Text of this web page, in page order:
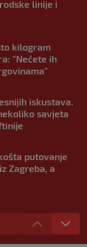
linije i
kilogram
"Nećete ih
iskustava.
savjeta
putovanje
Zagreba, a
zaboravila
Kakva su prava
prebivališta?